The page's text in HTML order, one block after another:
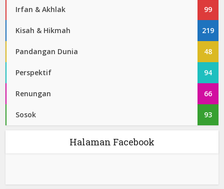
Irfan & Akhlak 99
Kisah & Hikmah 219
Pandangan Dunia 48
Perspektif 94
Renungan 66
Sosok 93
Halaman Facebook